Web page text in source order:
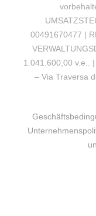
00491670477 |
1.041.600,00 v.e..
– Via Traversa